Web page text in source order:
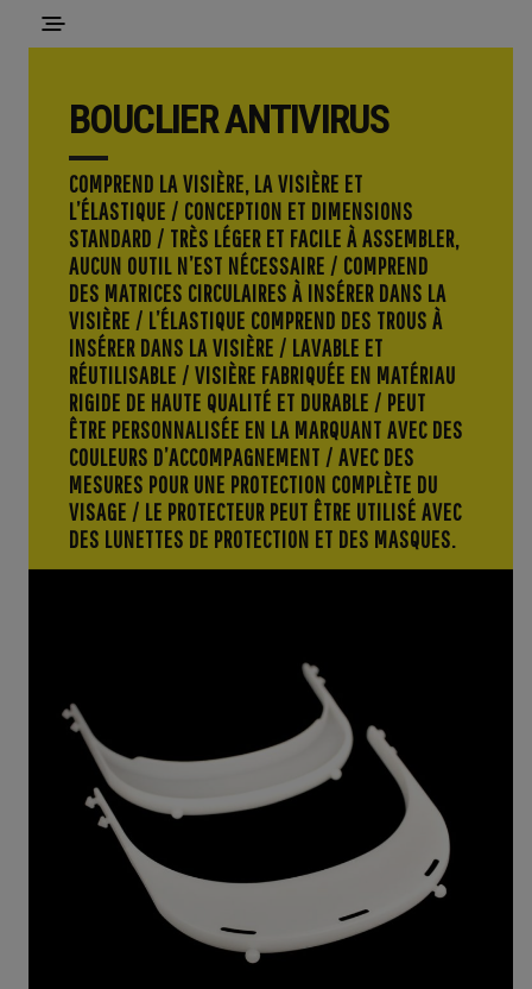
BOUCLIER ANTIVIRUS
COMPREND LA VISIÈRE, LA VISIÈRE ET
L’ÉLASTIQUE / CONCEPTION ET DIMENSIONS
STANDARD / TRÈS LÉGER ET FACILE À ASSEMBLER,
AUCUN OUTIL N’EST NÉCESSAIRE / COMPREND
DES MATRICES CIRCULAIRES À INSÉRER DANS LA
VISIÈRE / L’ÉLASTIQUE COMPREND DES TROUS À
INSÉRER DANS LA VISIÈRE / LAVABLE ET
RÉUTILISABLE / VISIÈRE FABRIQUÉE EN MATÉRIAU
RIGIDE DE HAUTE QUALITÉ ET DURABLE / PEUT
ÊTRE PERSONNALISÉE EN LA MARQUANT AVEC DES
COULEURS D’ACCOMPAGNEMENT / AVEC DES
MESURES POUR UNE PROTECTION COMPLÈTE DU
VISAGE / LE PROTECTEUR PEUT ÊTRE UTILISÉ AVEC
DES LUNETTES DE PROTECTION ET DES MASQUES.